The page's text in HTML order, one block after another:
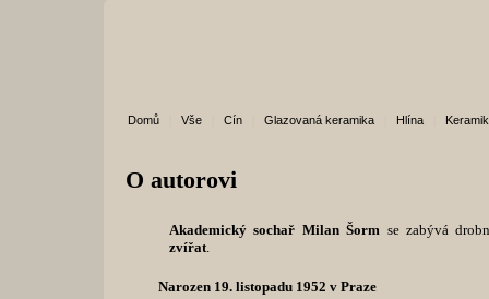
Domů Vše Cín Glazovaná keramika Hlína
O autorovi
Akademický sochař Milan Šorm se zabývá
zvířat.
Narozen 19. listopadu 1952 v Praze